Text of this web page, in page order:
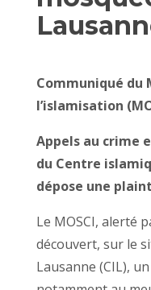
Communiqué du
l’islamisation
Appels au crime
du Centre
dépose une
Le MOSCI, alerté
découvert, sur le
Lausanne (CIL),